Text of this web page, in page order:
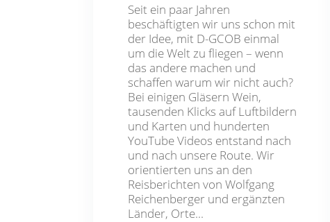
Seit ein paar Jahren
beschäftigten wir uns schon mit
der Idee, mit D-GCOB einmal
um die Welt zu fliegen – wenn
das andere machen und
schaffen warum wir nicht auch?
Bei einigen Gläsern Wein,
tausenden Klicks auf Luftbildern
und Karten und hunderten
YouTube Videos entstand nach
und nach unsere Route. Wir
orientierten uns an den
Reisberichten von Wolfgang
Reichenberger und ergänzten
Länder, Orte...